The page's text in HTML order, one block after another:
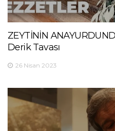
ZEYTİNİN
Derik Tavası
26 Nisan 2023